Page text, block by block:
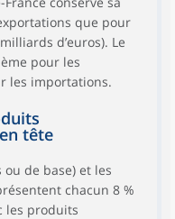
que pour
d’euros). Le
pour les
les importations.
tête
de base) et les
chacun 8 %
les produits